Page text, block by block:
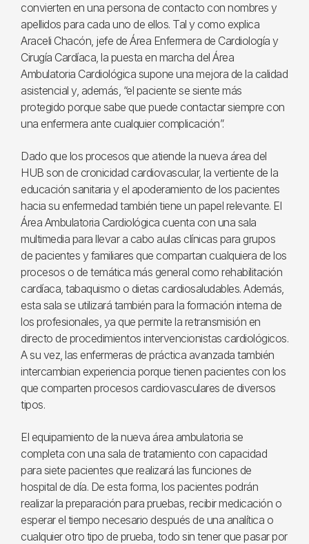
convierten en una persona de contacto con nombres y
apellidos para cada uno de ellos. Tal y como explica
Araceli Chacón, jefe de Área Enfermera de Cardiología y
Cirugía Cardíaca, la puesta en marcha del Área
Ambulatoria Cardiológica supone una mejora de la calidad
asistencial y, además, “el paciente se siente más
protegido porque sabe que puede contactar siempre con
una enfermera ante cualquier complicación”.
Dado que los procesos que atiende la nueva área del
HUB son de cronicidad cardiovascular, la vertiente de la
educación sanitaria y el apoderamiento de los pacientes
hacia su enfermedad también tiene un papel relevante. El
Área Ambulatoria Cardiológica cuenta con una sala
multimedia para llevar a cabo aulas clínicas para grupos
de pacientes y familiares que compartan cualquiera de los
procesos o de temática más general como rehabilitación
cardíaca, tabaquismo o dietas cardiosaludables. Además,
esta sala se utilizará también para la formación interna de
los profesionales, ya que permite la retransmisión en
directo de procedimientos intervencionistas cardiológicos.
A su vez, las enfermeras de práctica avanzada también
intercambian experiencia porque tienen pacientes con los
que comparten procesos cardiovasculares de diversos
tipos.
El equipamiento de la nueva área ambulatoria se
completa con una sala de tratamiento con capacidad
para siete pacientes que realizará las funciones de
hospital de día. De esta forma, los pacientes podrán
realizar la preparación para pruebas, recibir medicación o
esperar el tiempo necesario después de una analítica o
cualquier otro tipo de prueba, todo sin tener que pasar por